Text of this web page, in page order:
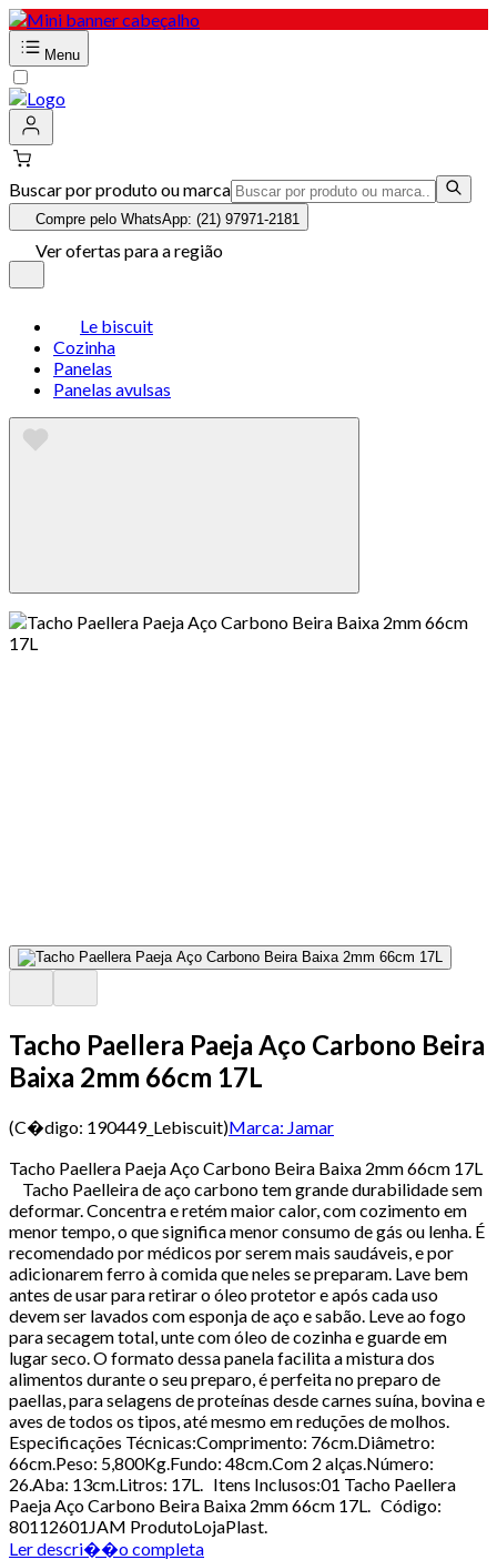
Menu
Buscar por produto ou marca
Compre pelo WhatsApp: (21) 97971-2181
Ver ofertas para a região
Le biscuit
Cozinha
Panelas
Panelas avulsas
Tacho Paellera Paeja Aço Carbono Beira
Baixa 2mm 66cm 17L
(C�digo: 190449_Lebiscuit)Marca: Jamar
Tacho Paellera Paeja Aço Carbono Beira Baixa 2mm 66cm 17L
Tacho Paelleira de aço carbono tem grande durabilidade sem
deformar. Concentra e retém maior calor, com cozimento em
menor tempo, o que significa menor consumo de gás ou lenha. É
recomendado por médicos por serem mais saudáveis, e por
adicionarem ferro à comida que neles se preparam. Lave bem
antes de usar para retirar o óleo protetor e após cada uso
devem ser lavados com esponja de aço e sabão. Leve ao fogo
para secagem total, unte com óleo de cozinha e guarde em
lugar seco. O formato dessa panela facilita a mistura dos
alimentos durante o seu preparo, é perfeita no preparo de
paellas, para selagens de proteínas desde carnes suína, bovina e
aves de todos os tipos, até mesmo em reduções de molhos.
Especificações Técnicas:Comprimento: 76cm.Diâmetro:
66cm.Peso: 5,800Kg.Fundo: 48cm.Com 2 alças.Número:
26.Aba: 13cm.Litros: 17L. Itens Inclusos:01 Tacho Paellera
Paeja Aço Carbono Beira Baixa 2mm 66cm 17L. Código:
80112601JAM ProdutoLojaPlast.
Ler descri��o completa